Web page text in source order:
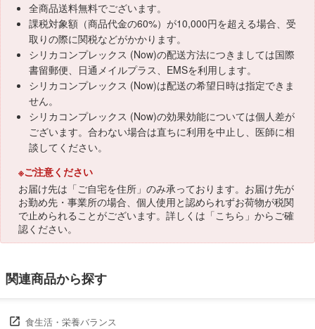
全商品送料無料でございます。
課税対象額（商品代金の60%）が10,000円を超える場合、受
取りの際に関税などがかかります。
シリカコンプレックス (Now)の配送方法につきましては国際
書留郵便、日通メイルプラス、EMSを利用します。
シリカコンプレックス (Now)は配送の希望日時は指定できま
せん。
シリカコンプレックス (Now)の効果効能については個人差が
ございます。合わない場合は直ちに利用を中止し、医師に相
談してください。
※ご注意ください
お届け先は「ご自宅を住所」のみ承っております。お届け先が
お勤め先・事業所の場合、個人使用と認められずお荷物が税関
で止められることがございます。詳しくは「こちら 」からご確
認ください。
関連商品から探す
食生活・栄養バランス